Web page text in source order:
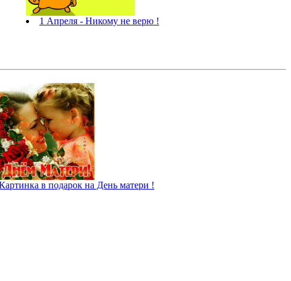
1 Апреля - Никому не верю !
в подарок на День матери !